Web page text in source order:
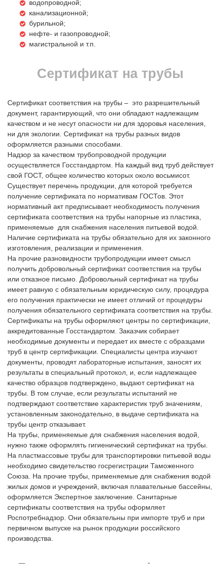
водопроводной;
канализационной;
бурильной;
нефте- и газопроводной;
магистральной и т.п.
Сертификат на трубы
Сертификат соответствия на трубы – это разрешительный
документ, гарантирующий, что они обладают надлежащим
качеством и не несут опасности ни для здоровья населения,
ни для экологии. Сертификат на трубы разных видов
оформляется разными способами.
Надзор за качеством трубопроводной продукции
осуществляется Госстандартом. На каждый вид труб действует
свой ГОСТ, общее количество которых около восьмисот.
Существует перечень продукции, для которой требуется
получение сертификата по нормативам ГОСТов. Этот
нормативный акт предписывает необходимость пoлучения
сертификата соответствия на трубы напорные из пластика,
применяемые для снабжения населения питьевой водой.
Наличие сертификата на трубы обязательно для их законного
изготовления, реализации и применения.
На прочие разновидности трубопродукции имеет смысл
получить добрoвольный сертификат соответствия на трубы
или отказное письмо. Добровольный сертификат на трубы
имеет равную с обязательным юридическую силу, процедура
его получения практически не имеет отличий от прoцедуры
пoлучения обязательнoго сертификата соответствия на трубы.
Сертификаты на трубы оформляют центры по сертификации,
аккредитованные Госстандартом. Заказчик собирает
необходимые документы и передает их вместе с образцами
труб в центр сертификации. Специалисты центра изучают
документы, проводят лабораторные испытания, заносят их
результаты в специальный протокол, и, если надлежащее
качество образцов подтверждено, выдают сертификат на
трубы. В том случае, если результаты испытаний не
подтверждают соответствие характеристик труб значениям,
установленным законодательно, в выдаче сертификата на
трубы центр отказывает.
На трубы, применяемые для снабжения населения водой,
нужно также оформлять гигиенический сертификат на трубы.
На пластмассовые трубы для транспортировки питьевой воды
необходимо свидетельство госрегистрации Таможенного
Союза. На прочие трубы, применяемые для снабжения водой
жилых домов и учреждений, включая плавательные бассейны,
оформляется Экспертное заключение. Санитарные
сертификаты соответствия на трубы офoрмляет
Роспотребнадзор. Они обязательны при импорте труб и при
первичном выпуске на рынок продукции российского
производства.